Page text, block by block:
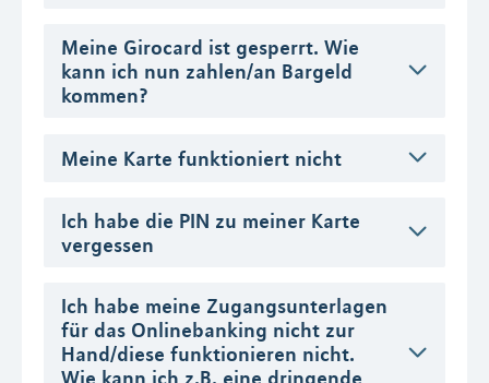
Meine Girocard ist gesperrt. Wie
kann ich nun zahlen/an Bargeld
kommen?
Meine Karte funktioniert nicht
Ich habe die PIN zu meiner Karte
vergessen
Ich habe meine Zugangsunterlagen
für das Onlinebanking nicht zur
Hand/diese funktionieren nicht.
Wie kann ich z.B. eine dringende